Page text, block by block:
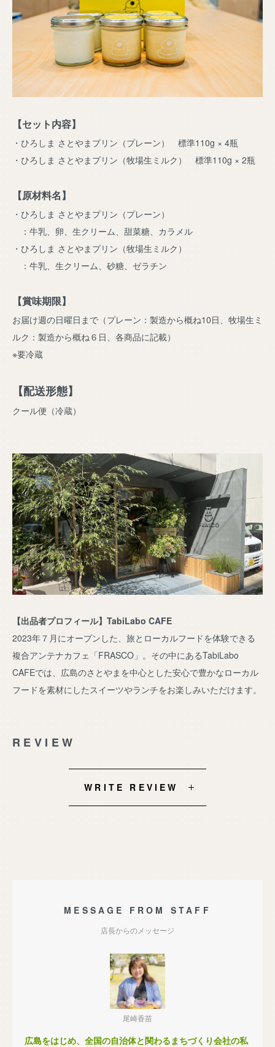
【セット内容】
・ひろしま さとやまプリン（プレーン） 標準110g × 4瓶
・ひろしま さとやまプリン（牧場生ミルク） 標準110g × 2瓶
【原材料名】
・ひろしま さとやまプリン（プレーン）
：牛乳、卵、生クリーム、甜菜糖、カラメル
・ひろしま さとやまプリン（牧場生ミルク）
：牛乳、生クリーム、砂糖、ゼラチン
【賞味期限】
お届け週の日曜日まで（プレーン：製造から概ね10日、牧場生ミ
ルク：製造から概ね６日、各商品に記載）
※要冷蔵
【配送形態】
クール便（冷蔵）
【出品者プロフィール】TabiLabo CAFE
2023年７月にオープンした、旅とローカルフードを体験できる
複合アンテナカフェ「FRASCO」。その中にあるTabiLabo
CAFEでは、広島のさとやまを中心とした安心で豊かなローカル
フードを素材にしたスイーツやランチをお楽しみいただけます。
REVIEW
WRITE REVIEW
MESSAGE FROM STAFF
店長からのメッセージ
尾崎香苗
広島をはじめ、全国の自治体と関わるまちづくり会社の私